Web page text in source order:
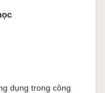
dụng trong công